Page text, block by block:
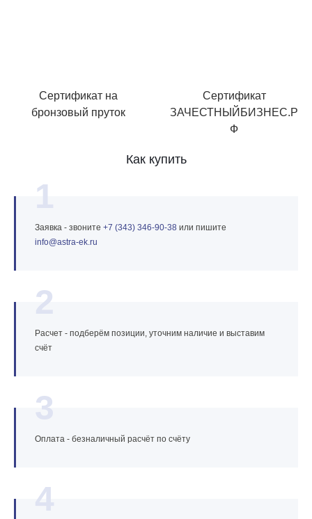
Сертификат на
бронзовый пруток
Сертификат
ЗАЧЕСТНЫЙБИЗНЕС.Р
Ф
Как купить
1
Заявка - звоните +7 (343) 346‑90‑38 или пишите
info@astra‑ek.ru
2
Расчет - подберём позиции, уточним наличие и выставим
счёт
3
Оплата - безналичный расчёт по счёту
4